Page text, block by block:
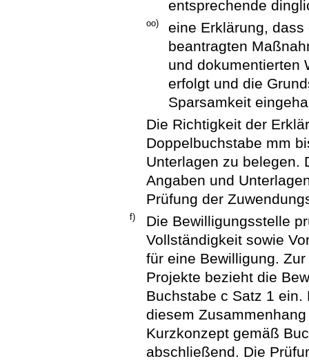
entsprechende
oo)
eine Erklärung,
beantragten
und dokumentierten
erfolgt und die
Sparsamkeit
Die Richtigkeit der
Doppelbuchstabe mm
Unterlagen zu belegen.
Angaben und
Prüfung der
f)
Die Bewilligungsstelle
Vollständigkeit sowie
für eine Bewilligung.
Projekte bezieht die
Buchstabe c Satz 1
diesem
Kurzkonzept gemäß
abschließend. Die